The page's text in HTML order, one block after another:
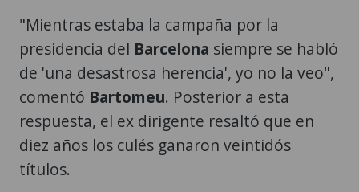
"Mientras estaba la campaña por la
presidencia del Barcelona siempre se habló
de 'una desastrosa herencia', yo no la veo",
comentó Bartomeu. Posterior a esta
respuesta, el ex dirigente resaltó que en
diez años los culés ganaron veintidós
títulos.